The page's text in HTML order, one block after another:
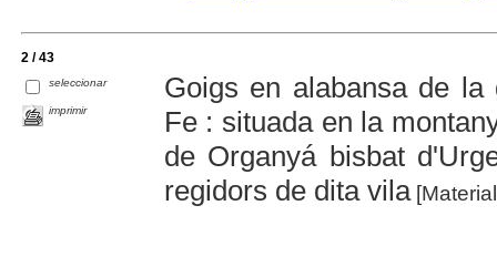
2 / 43
seleccionar
imprimir
Goigs en alabansa de
Fe : situada en la
de Organyá bisbat
regidors de dita vila